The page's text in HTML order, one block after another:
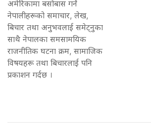
अमेरिकामा बसोबास गर्ने
नेपालीहरूको समाचार, लेख,
बिचार तथा अनुभवलाई समेट्नुका
साथै नेपालका समसामयिक
राजनीतिक घटना क्रम, सामाजिक
विषयहरू तथा बिचारलाई पनि
प्रकाशन गर्दछ ।